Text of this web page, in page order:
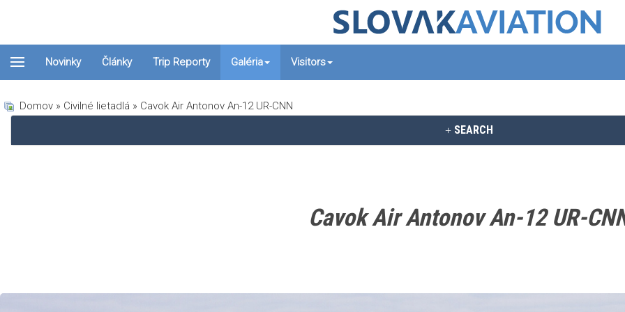
Novinky Články Trip Reporty Galéria Visitors
Domov » Civilné lietadlá » Cavok Air Antonov An-12 UR-CNN
SEARCH
Cavok Air Antonov An-12 UR-